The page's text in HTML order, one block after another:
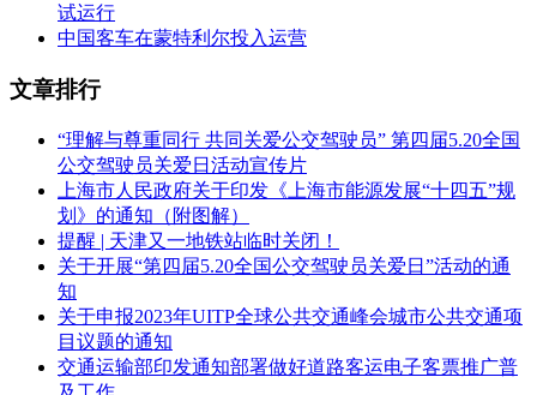
试运行
中国客车在蒙特利尔投入运营
文章排行
“理解与尊重同行 共同关爱公交驾驶员” 第四届5.20全国
公交驾驶员关爱日活动宣传片
上海市人民政府关于印发《上海市能源发展“十四五”规
划》的通知（附图解）
提醒 | 天津又一地铁站临时关闭！
关于开展“第四届5.20全国公交驾驶员关爱日”活动的通
知
关于申报2023年UITP全球公共交通峰会城市公共交通项
目议题的通知
交通运输部印发通知部署做好道路客运电子客票推广普